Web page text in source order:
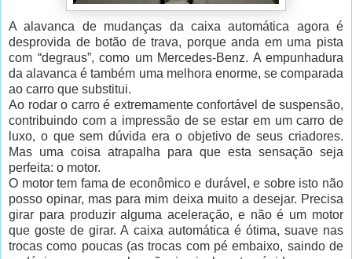
A alavanca de mudanças da caixa automática agora é
desprovida de botão de trava, porque anda em uma pista
com “degraus”, como um Mercedes-Benz. A empunhadura
da alavanca é também uma melhora enorme, se comparada
ao carro que substitui.
Ao rodar o carro é extremamente confortável de suspensão,
contribuindo com a impressão de se estar em um carro de
luxo, o que sem dúvida era o objetivo de seus criadores.
Mas uma coisa atrapalha para que esta sensação seja
perfeita: o motor.
O motor tem fama de econômico e durável, e sobre isto não
posso opinar, mas para mim deixa muito a desejar. Precisa
girar para produzir alguma aceleração, e não é um motor
que goste de girar. A caixa automática é ótima, suave nas
trocas como poucas (as trocas com pé embaixo, saindo de